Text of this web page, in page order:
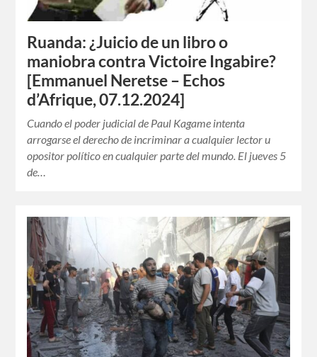
Ruanda: ¿Juicio de un libro o
maniobra contra Victoire Ingabire?
[Emmanuel Neretse – Echos
d’Afrique, 07.12.2024]
Cuando el poder judicial de Paul Kagame intenta
arrogarse el derecho de incriminar a cualquier lector u
opositor político en cualquier parte del mundo. El jueves 5
de…